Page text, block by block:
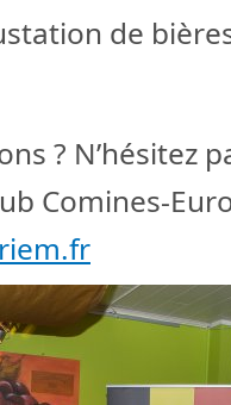
de
? N’hésitez
Comines-